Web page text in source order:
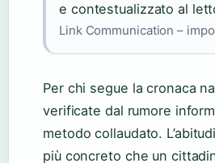
e contestualizzato al
Link Communication –
Per chi segue la cronaca
verificate dal rumore
metodo collaudato.
più concreto che un